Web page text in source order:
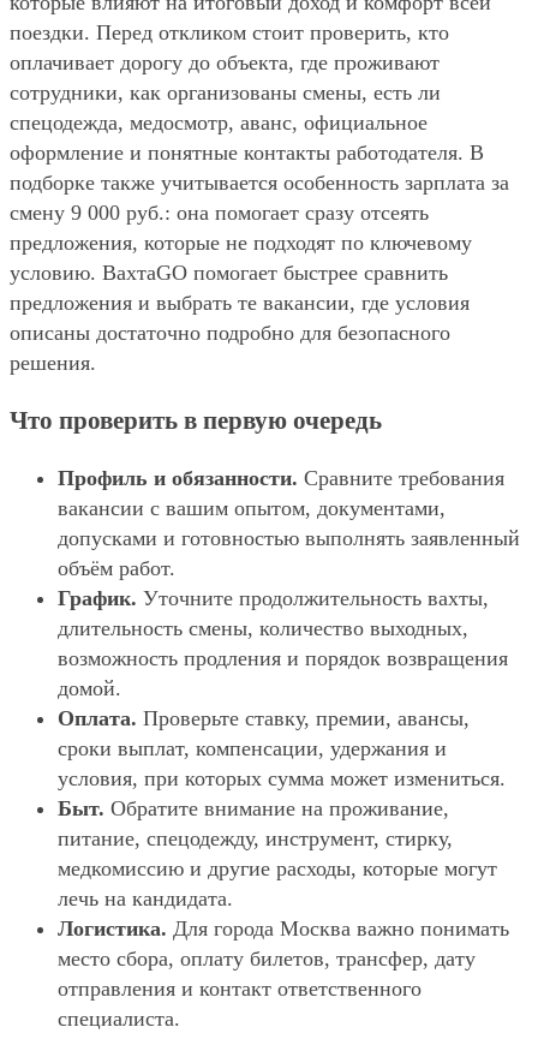
поездки. Перед откликом стоит проверить, кто
оплачивает дорогу до объекта, где проживают
сотрудники, как организованы смены, есть ли
спецодежда, медосмотр, аванс, официальное
оформление и понятные контакты работодателя. В
подборке также учитывается особенность зарплата за
смену 9 000 руб.: она помогает сразу отсеять
предложения, которые не подходят по ключевому
условию. ВахтаGO помогает быстрее сравнить
предложения и выбрать те вакансии, где условия
описаны достаточно подробно для безопасного
решения.
Что проверить в первую очередь
Профиль и обязанности. Сравните требования
вакансии с вашим опытом, документами,
допусками и готовностью выполнять заявленный
объём работ.
График. Уточните продолжительность вахты,
длительность смены, количество выходных,
возможность продления и порядок возвращения
домой.
Оплата. Проверьте ставку, премии, авансы,
сроки выплат, компенсации, удержания и
условия, при которых сумма может измениться.
Быт. Обратите внимание на проживание,
питание, спецодежду, инструмент, стирку,
медкомиссию и другие расходы, которые могут
лечь на кандидата.
Логистика. Для города Москва важно понимать
место сбора, оплату билетов, трансфер, дату
отправления и контакт ответственного
специалиста.